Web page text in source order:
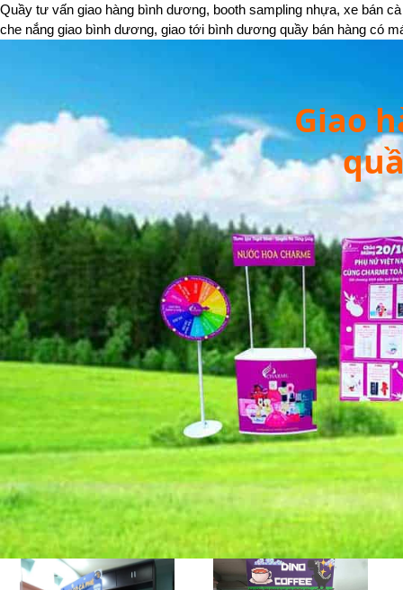
Quầy tư vấn giao hàng bình dương, booth sampling nhựa, xe bán
che nắng giao bình dương, giao tới bình dương quầy bán hàng có
Giao